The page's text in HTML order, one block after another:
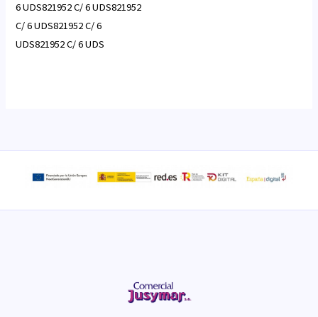
6 UDS821952 C/ 6 UDS821952
C/ 6 UDS821952 C/ 6
UDS821952 C/ 6 UDS